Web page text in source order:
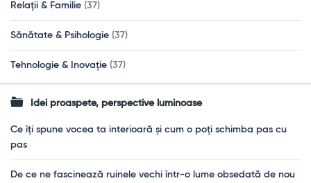
Relații & Familie (37)
Sănătate & Psihologie (37)
Tehnologie & Inovație (37)
Idei proaspete, perspective luminoase
Ce îți spune vocea ta interioară și cum o poți schimba pas cu
pas
De ce ne fascinează ruinele vechi într-o lume obsedată de nou